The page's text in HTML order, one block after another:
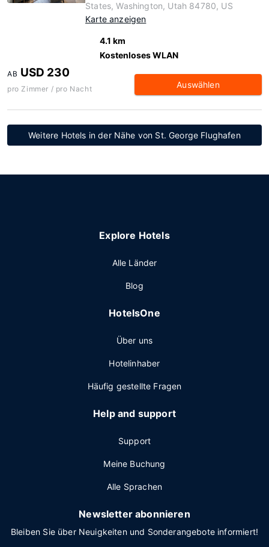
States, Washington, Utah 84780, US
Karte anzeigen
4.1 km
Kostenloses WLAN
AB USD 230
pro Zimmer / pro Nacht Auswählen
Weitere Hotels in der Nähe von St. George Flughafen
Explore Hotels
Alle Länder
Blog
HotelsOne
Über uns
Hotelinhaber
Häufig gestellte Fragen
Help and support
Support
Meine Buchung
Alle Sprachen
Newsletter abonnieren
Bleiben Sie über Neuigkeiten und Sonderangebote informiert!